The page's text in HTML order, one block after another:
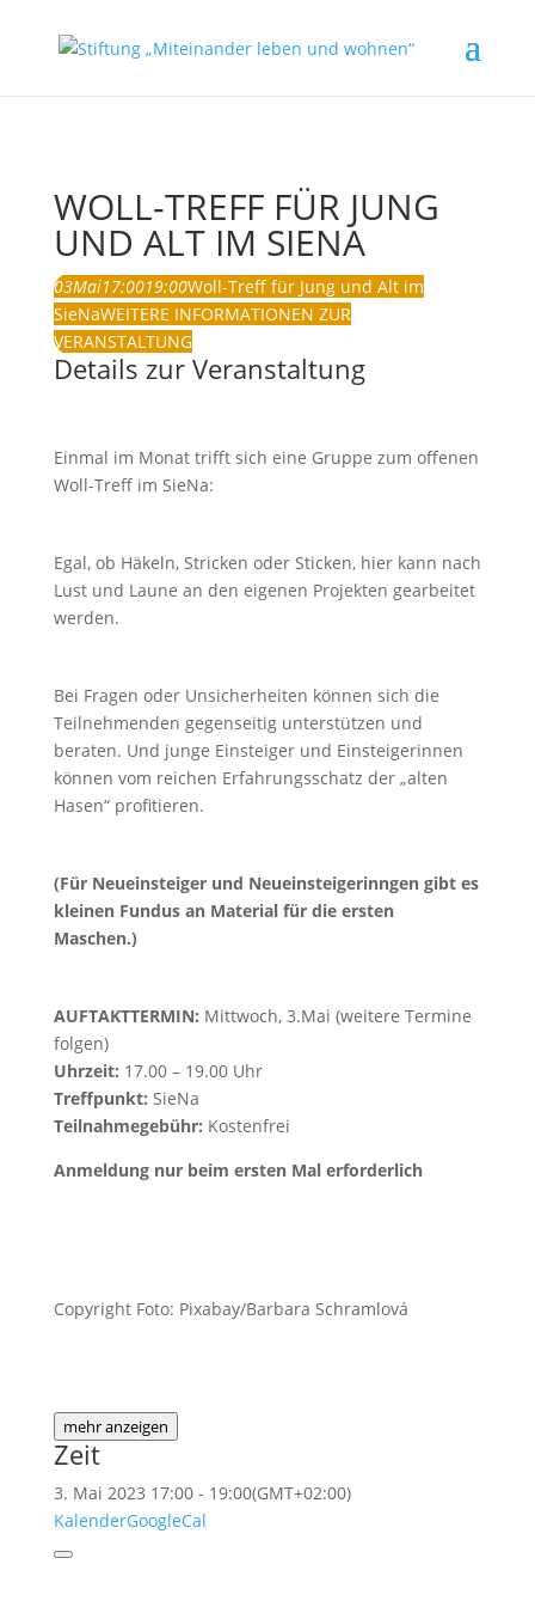
WOLL-TREFF FÜR JUNG
UND ALT IM SIENA
03Mai17:0019:00Woll-Treff für Jung und Alt im
SieNaWEITERE INFORMATIONEN ZUR
VERANSTALTUNG
Details zur Veranstaltung
Einmal im Monat trifft sich eine Gruppe zum offenen
Woll-Treff im SieNa:
Egal, ob Häkeln, Stricken oder Sticken, hier kann nach
Lust und Laune an den eigenen Projekten gearbeitet
werden.
Bei Fragen oder Unsicherheiten können sich die
Teilnehmenden gegenseitig unterstützen und
beraten. Und junge Einsteiger und Einsteigerinnen
können vom reichen Erfahrungsschatz der „alten
Hasen“ profitieren.
(Für Neueinsteiger und Neueinsteigerinngen gibt es
kleinen Fundus an Material für die ersten
Maschen.)
AUFTAKTTERMIN: Mittwoch, 3.Mai (weitere Termine
folgen)
Uhrzeit: 17.00 – 19.00 Uhr
Treffpunkt: SieNa
Teilnahmegebühr: Kostenfrei
Anmeldung nur beim ersten Mal erforderlich
Copyright Foto: Pixabay/Barbara Schramlová
mehr anzeigen
Zeit
3. Mai 2023 17:00- 19:00(GMT+02:00)
KalenderGoogleCal